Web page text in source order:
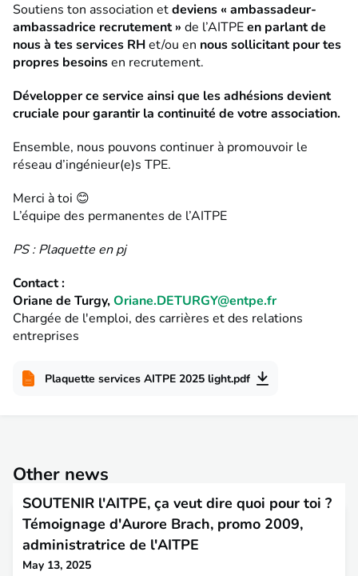
Soutiens ton association etdeviens « ambassadeur-
ambassadrice recrutement » de l’AITPEen parlant de
nous à tes services RHet/ou en nous sollicitant pour tes
propres besoinsen recrutement.
Développer ce service ainsi que les adhésions devient
cruciale pour garantir la continuité de votre association.
Ensemble, nous pouvons continuer à promouvoir le
réseau d’ingénieur(e)s TPE.
Merci à toi 😊
L’équipe des permanentes de l’AITPE
PS : Plaquette en pj
Contact :
Oriane de Turgy,Oriane.DETURGY@entpe.fr
Chargée de l'emploi, des carrières et des relations
entreprises
Plaquette services AITPE 2025 light.pdf
Other news
SOUTENIR l'AITPE, ça veut dire quoi pour toi ?
Témoignage d'Aurore Brach, promo 2009,
administratrice de l'AITPE
May 13, 2025